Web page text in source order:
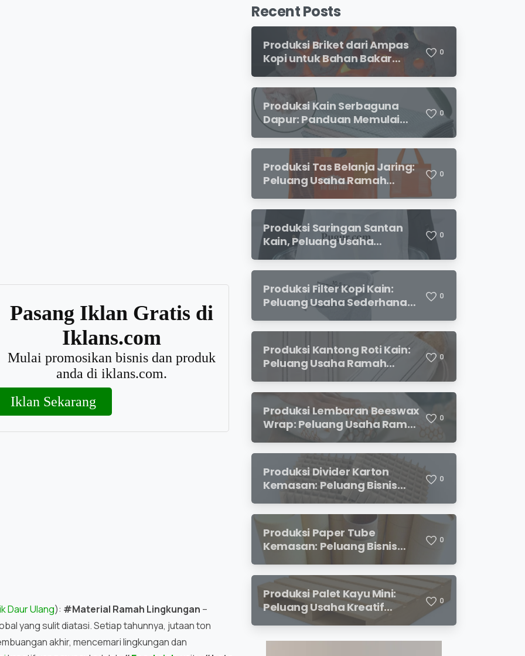
Daur Ulang): #Material Ramah Lingkungan –
yang sulit diatasi. Setiap tahunnya, jutaan ton
akhir, mencemari lingkungan dan
Recent Posts
Produksi Briket dari Ampas
Kopi untuk Bahan Bakar
Alternatif
0
Produksi Kain Serbaguna
Dapur: Panduan Memulai
Usaha yang Menjanjikan
untuk Pebisnis Pemula
0
Produksi Tas Belanja Jaring:
Peluang Usaha Ramah
Lingkungan yang
Menjanjikan
0
Produksi Saringan Santan
Kain, Peluang Usaha
Sederhana dengan
Permintaan yang Terus
Meningkat
0
Produksi Filter Kopi Kain:
Peluang Usaha Sederhana
yang Semakin Diminati
Pecinta Kopi
0
Produksi Kantong Roti Kain:
Peluang Usaha Ramah
Lingkungan dengan Prospek
Menjanjikan
0
Produksi Lembaran Beeswax
Wrap: Peluang Usaha Ramah
Lingkungan yang
Menjanjikan
0
Produksi Divider Karton
Kemasan: Peluang Bisnis
Menjanjikan dengan
Permintaan yang Terus
Meningkat
0
Produksi Paper Tube
Kemasan: Peluang Bisnis
Prospek Cerah
0
Produksi Palet Kayu Mini:
Peluang Usaha Kreatif
dengan Modal Terjangkau
0